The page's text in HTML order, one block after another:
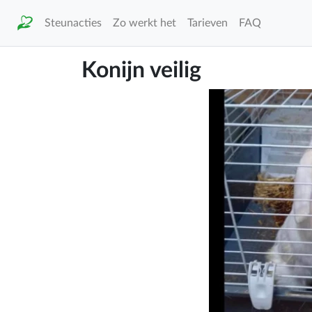
Steunacties Zo werkt het Tarieven FAQ
Konijn veilig